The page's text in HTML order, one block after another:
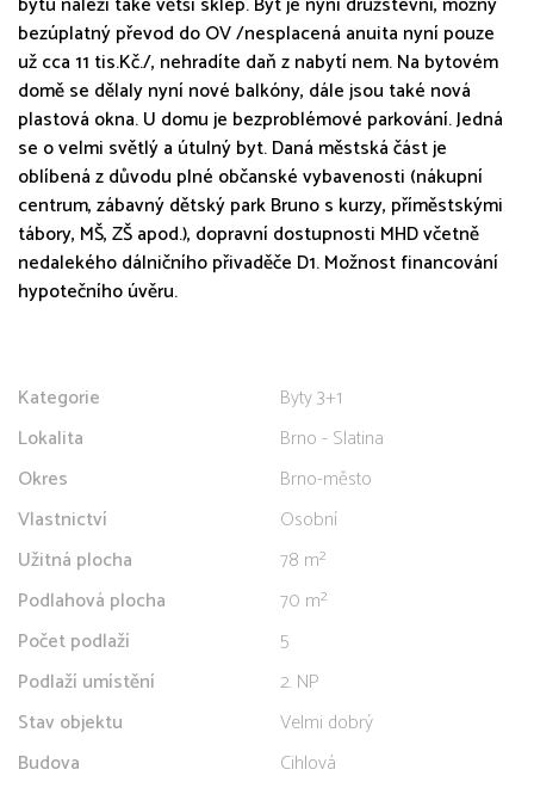
bezúplatný převod do OV /nesplacená anuita nyní pouze
už cca 11 tis.Kč./, nehradíte daň z nabytí nem. Na bytovém
domě se dělaly nyní nové balkóny, dále jsou také nová
plastová okna. U domu je bezproblémové parkování. Jedná
se o velmi světlý a útulný byt. Daná městská část je
oblíbená z důvodu plné občanské vybavenosti (nákupní
centrum, zábavný dětský park Bruno s kurzy, příměstskými
tábory, MŠ, ZŠ apod.), dopravní dostupnosti MHD včetně
nedalekého dálničního přivaděče D1. Možnost financování
hypotečního úvěru.
Kategorie
Byty 3+1
Lokalita
Brno - Slatina
Okres
Brno-město
Vlastnictví
Osobní
Užitná plocha
78 m²
Podlahová plocha
70 m²
Počet podlaží
5
Podlaží umístění
2. NP
Stav objektu
Velmi dobrý
Budova
Cihlová